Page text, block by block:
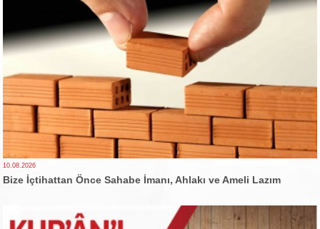
10.08.2026
Bize İçtihattan Önce Sahabe İmanı, Ahlakı ve Ameli Lazım